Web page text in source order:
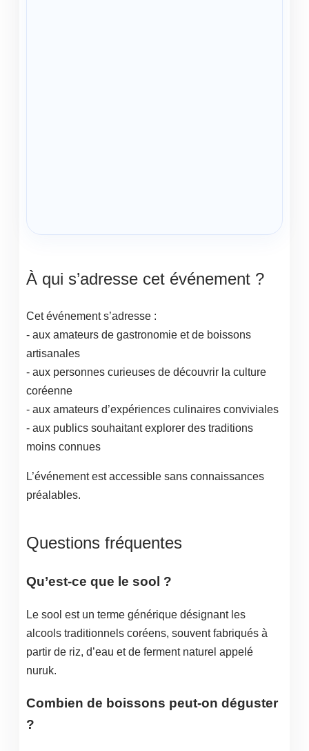
À qui s’adresse cet événement ?
Cet événement s’adresse :
- aux amateurs de gastronomie et de boissons
artisanales
- aux personnes curieuses de découvrir la culture
coréenne
- aux amateurs d’expériences culinaires conviviales
- aux publics souhaitant explorer des traditions
moins connues
L’événement est accessible sans connaissances
préalables.
Questions fréquentes
Qu’est-ce que le sool ?
Le sool est un terme générique désignant les
alcools traditionnels coréens, souvent fabriqués à
partir de riz, d’eau et de ferment naturel appelé
nuruk.
Combien de boissons peut-on déguster
?